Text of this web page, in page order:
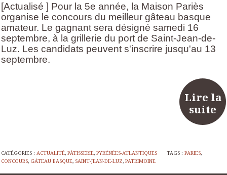
[Actualisé ] Pour la 5e année, la Maison Pariès
organise le concours du meilleur gâteau basque
amateur. Le gagnant sera désigné samedi 16
septembre, à la grillerie du port de Saint-Jean-de-
Luz. Les candidats peuvent s'inscrire jusqu'au 13
septembre.
Lire la
suite
CATÉGORIES : ACTUALITÉ, PÂTISSERIE, PYRÉNÉES-ATLANTIQUES TAGS :PARIES,
CONCOURS, GÂTEAU BASQUE, SAINT-JEAN-DE-LUZ, PATRIMOINE